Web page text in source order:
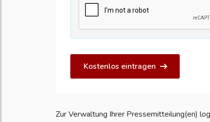
Kostenlos eintragen
Zur Verwaltung Ihrer Pressemitteilung(en)